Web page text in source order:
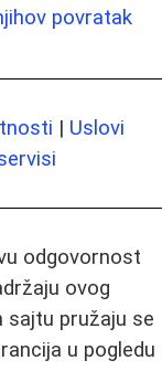
povratak
| Uslovi
odgovornost
ovog
sajtu pružaju se
u pogledu